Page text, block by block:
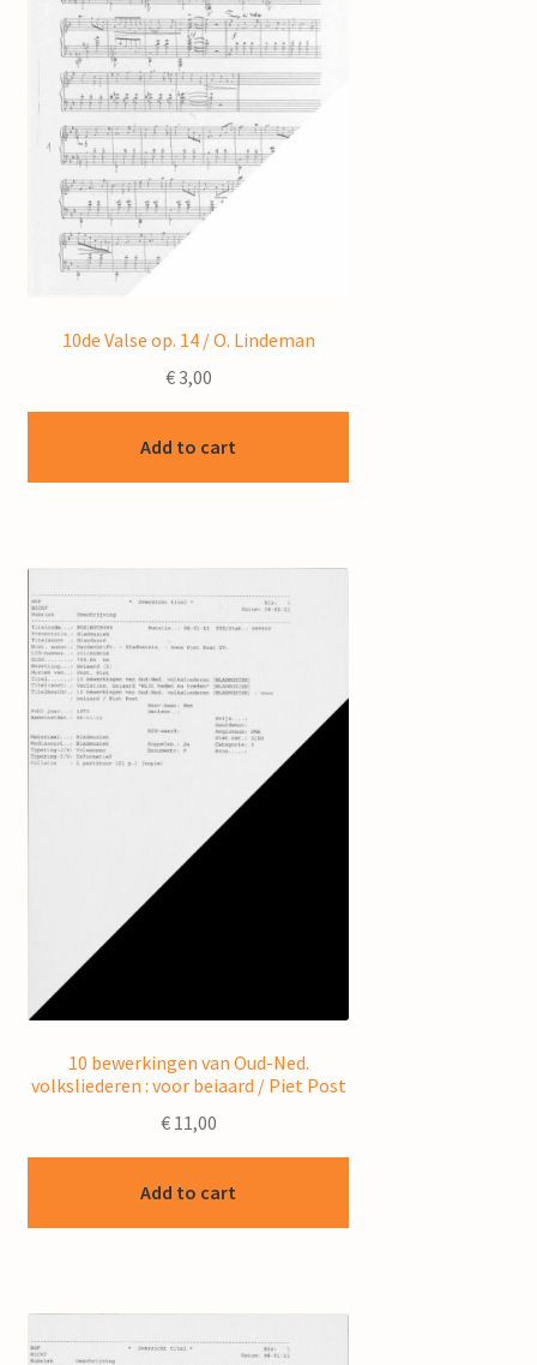
10de Valse op. 14 / O. Lindeman
€3,00
Add to cart
10 bewerkingen van Oud-Ned.
volksliederen : voor beiaard / Piet Post
€11,00
Add to cart